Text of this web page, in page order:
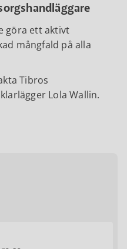
göra ett aktivt
mångfald på alla
Tibros
Lola Wallin.